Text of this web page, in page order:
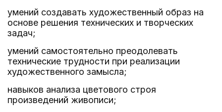
умений создавать художественный образ на
основе решения технических и творческих
задач;
умений самостоятельно преодолевать
технические трудности при реализации
художественного замысла;
навыков анализа цветового строя
произведений живописи;